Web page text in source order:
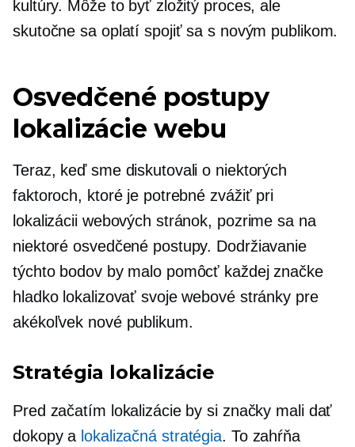
kultúry. Môže to byť zložitý proces, ale
skutočne sa oplatí spojiť sa s novým publikom.
Osvedčené postupy
lokalizácie webu
Teraz, keď sme diskutovali o niektorých
faktoroch, ktoré je potrebné zvážiť pri
lokalizácii webových stránok, pozrime sa na
niektoré osvedčené postupy. Dodržiavanie
týchto bodov by malo pomôcť každej značke
hladko lokalizovať svoje webové stránky pre
akékoľvek nové publikum.
Stratégia lokalizácie
Pred začatím lokalizácie by si značky mali dať
dokopy a lokalizačná stratégia. To zahŕňa